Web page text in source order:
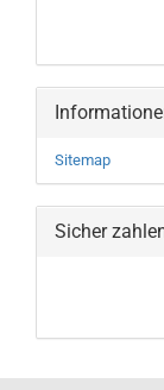
Sitemap
Sicher